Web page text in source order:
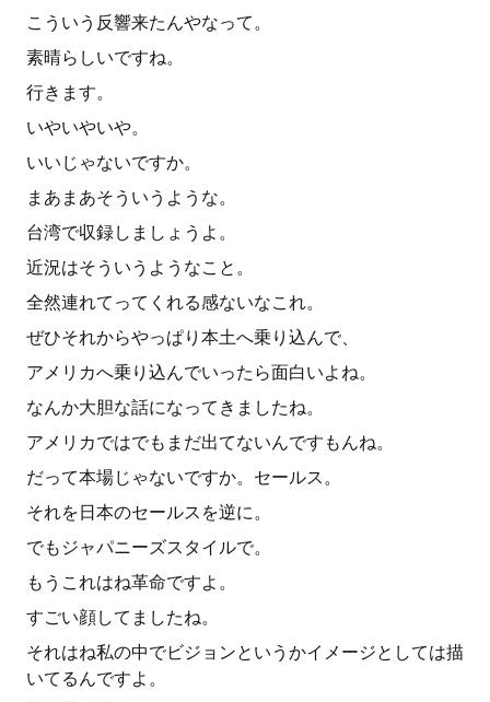
こういう反響来たんやなって。
素晴らしいですね。
行きます。
いやいやいや。
いいじゃないですか。
まあまあそういうような。
台湾で収録しましょうよ。
近況はそういうようなこと。
全然連れてってくれる感ないなこれ。
ぜひそれからやっぱり本土へ乗り込んで、
アメリカへ乗り込んでいったら面白いよね。
なんか大胆な話になってきましたね。
アメリカではでもまだ出てないんですもんね。
だって本場じゃないですか。セールス。
それを日本のセールスを逆に。
でもジャパニーズスタイルで。
もうこれはね革命ですよ。
すごい顔してましたね。
それはね私の中でビジョンというかイメージとしては描
いてるんですよ。